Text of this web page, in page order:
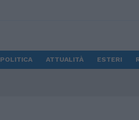
POLITICA ATTUALITÀ ESTERI